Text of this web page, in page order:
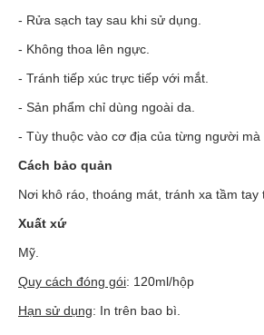
- Rửa sạch tay sau khi sử dụng.
- Không thoa lên ngực.
- Tránh tiếp xúc trực tiếp với mắt.
- Sản phẩm chỉ dùng ngoài da.
- Tùy thuộc vào cơ địa của từng người
Cách bảo quản
Nơi khô ráo, thoáng mát, tránh xa tầm tay
Xuất xứ
Mỹ.
Quy cách đóng gói: 120ml/hộp
Hạn sử dụng: In trên bao bì.